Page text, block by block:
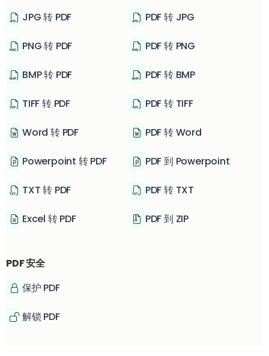
JPG 转 PDF
PNG 转 PDF
BMP 转 PDF
TIFF 转 PDF
Word 转 PDF
Powerpoint 转 PDF
TXT 转 PDF
Excel 转 PDF
PDF 转 JPG
PDF 转 PNG
PDF 转 BMP
PDF 转 TIFF
PDF 转 Word
PDF 到 Powerpoint
PDF 转 TXT
PDF 到 ZIP
PDF 安全
保护 PDF
解锁 PDF